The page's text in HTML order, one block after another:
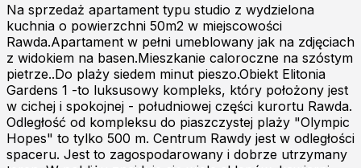
Na sprzedaż apartament typu studio z wydzielona
kuchnia o powierzchni 50m2 w miejscowości
Rawda.Apartament w pełni umeblowany jak na zdjęciach
z widokiem na basen.Mieszkanie caloroczne na szóstym
pietrze..Do plaży siedem minut pieszo.Obiekt Elitonia
Gardens 1 -to luksusowy kompleks, który położony jest
w cichej i spokojnej - południowej części kurortu Rawda.
Odległość od kompleksu do piaszczystej plaży "Olympic
Hopes" to tylko 500 m. Centrum Rawdy jest w odległości
spaceru. Jest to zagospodarowany i dobrze utrzymany